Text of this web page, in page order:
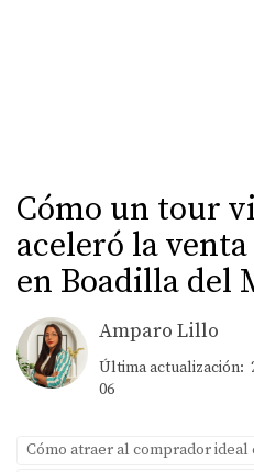
Cómo un tour
aceleró la
en Boadilla del
Amparo Lillo
Última actualización:
06
Cómo atraer al comprador ideal